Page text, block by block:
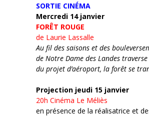
SORTIE CINÉMA
Mercredi 14 janvier
FORÊT ROUGE
de Laurie Lassalle
Au fil des saisons et des
de Notre Dame des Landes
du projet d’aéroport, la forêt se
Projection jeudi 15 janvier
20h Cinéma Le Méliès
en présence de la réalisatrice et